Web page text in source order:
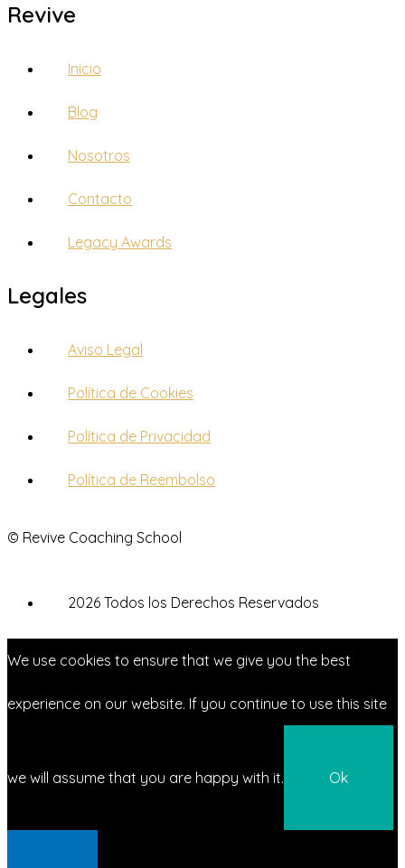
Revive
Inicio
Blog
Nosotros
Contacto
Legacy Awards
Legales
Aviso Legal
Política de Cookies
Política de Privacidad
Política de Reembolso
© Revive Coaching School
2026 Todos los Derechos Reservados
We use cookies to ensure that we give you the best
experience on our website. If you continue to use this site
we will assume that you are happy with it. Ok